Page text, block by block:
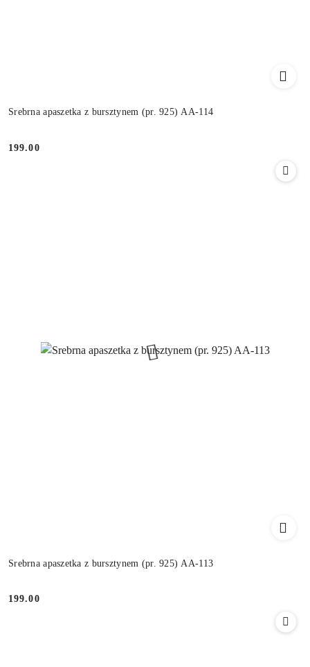
Srebrna apaszetka z bursztynem (pr. 925) AA-114
Cena:
199.00
Srebrna apaszetka z bursztynem (pr. 925) AA-113
Cena:
199.00